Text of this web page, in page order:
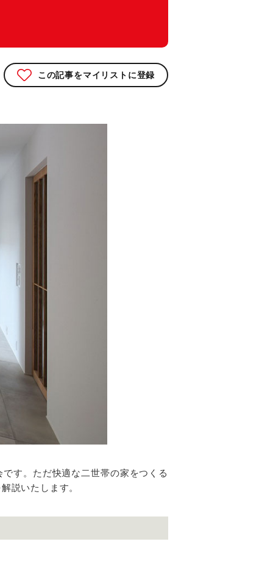
この記事をマイリストに登録
す。ただ快適な二世帯の家をつくる
説いたします。